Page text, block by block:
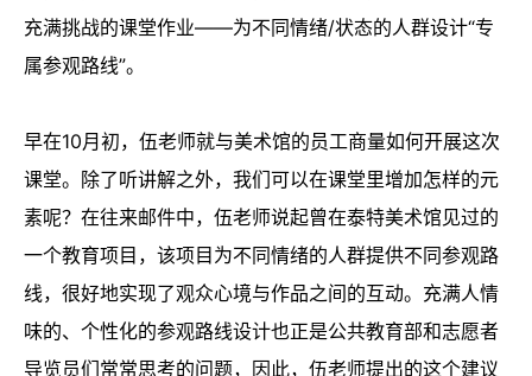
充满挑战的课堂作业——为不同情绪/状态的人群设计“专
属参观路线”。
早在10月初，伍老师就与美术馆的员工商量如何开展这次
课堂。除了听讲解之外，我们可以在课堂里增加怎样的元
素呢？在往来邮件中，伍老师说起曾在泰特美术馆见过的
一个教育项目，该项目为不同情绪的人群提供不同参观路
线，很好地实现了观众心境与作品之间的互动。充满人情
味的、个性化的参观路线设计也正是公共教育部和志愿者
导览员们常常思考的问题，因此，伍老师提出的这个建议